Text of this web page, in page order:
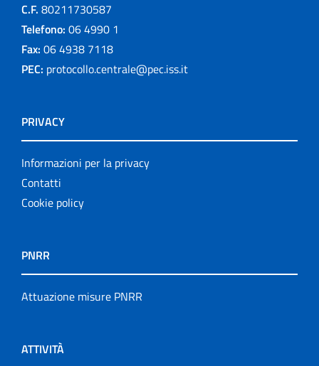
C.F. 80211730587
Telefono: 06 4990 1
Fax: 06 4938 7118
PEC: protocollo.centrale@pec.iss.it
PRIVACY
Informazioni per la privacy
Contatti
Cookie policy
PNRR
Attuazione misure PNRR
ATTIVITÀ